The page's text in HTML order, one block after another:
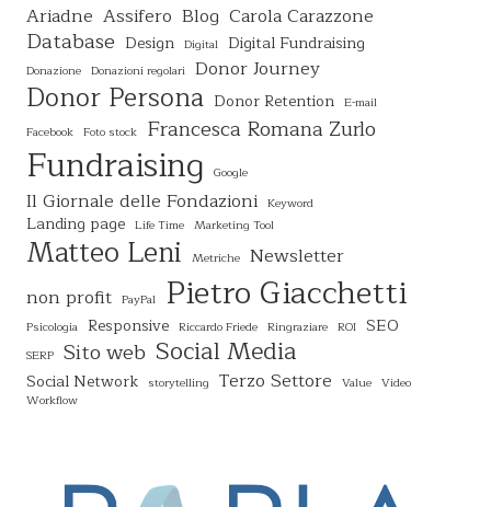
Ariadne Assifero Blog Carola Carazzone
Database Design Digital Digital Fundraising
Donazione Donazioni regolari Donor Journey
Donor Persona Donor Retention E-mail
Facebook Foto stock Francesca Romana Zurlo
Fundraising Google
Il Giornale delle Fondazioni Keyword
Landing page Life Time Marketing Tool
Matteo Leni Metriche Newsletter
non profit PayPal Pietro Giacchetti
Psicologia Responsive Riccardo Friede Ringraziare ROI SEO
SERP Sito web Social Media
Social Network storytelling Terzo Settore Value Video
Workflow